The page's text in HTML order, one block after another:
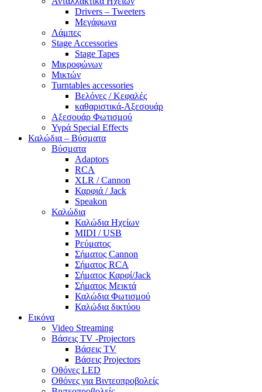
Drivers – Tweeters
Μεγάφωνα
Λάμπες
Stage Accessories
Stage Tapes
Μικροφώνων
Μικτών
Turntables accessories
Βελόνες / Κεφαλές
καθαριστικά-Αξεσουάρ
Αξεσουάρ Φωτισμού
Υγρά Special Effects
Καλώδια – Βύσματα
Βύσματα
Adaptors
RCA
XLR / Cannon
Καρφιά / Jack
Speakon
Καλώδια
Καλώδια Ηχείων
MIDI / USB
Ρεύματος
Σήματος Cannon
Σήματος RCA
Σήματος Καρφί/Jack
Σήματος Μεικτά
Καλώδια Φωτισμού
Καλώδια δικτύου
Εικόνα
Video Streaming
Βάσεις TV -Projectors
Βάσεις TV
Βάσεις Projectors
Οθόνες LED
Οθόνες για Βιντεοπροβολείς